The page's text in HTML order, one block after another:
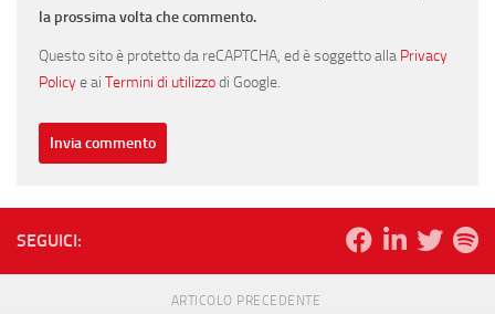
la prossima volta che commento.
Questo sito è protetto da reCAPTCHA, ed è soggetto alla Privacy
Policye ai Termini di utilizzodi Google.
SEGUICI:
ARTICOLO PRECEDENTE